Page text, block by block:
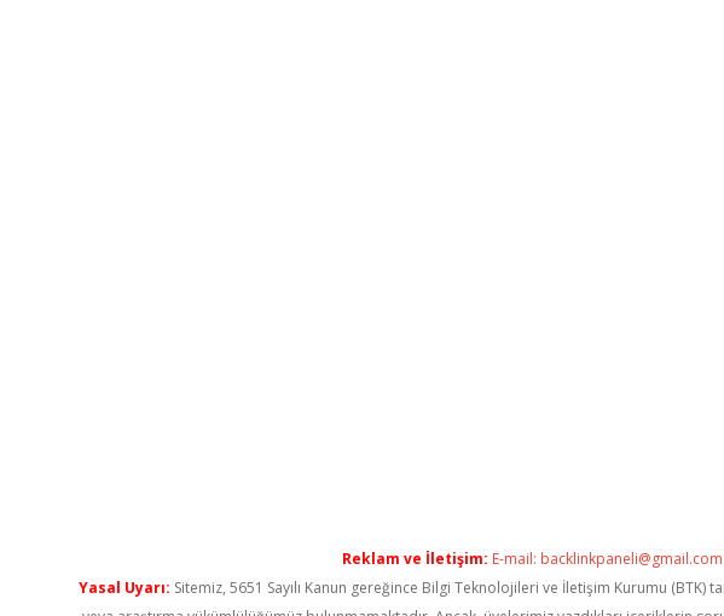
Reklam ve İletişim: E-mail: backlinkpaneli@gmail.com
Yasal Uyarı: Sitemiz, 5651 Sayılı Kanun gereğince Bilgi Teknolojileri ve İletişim Kurumu